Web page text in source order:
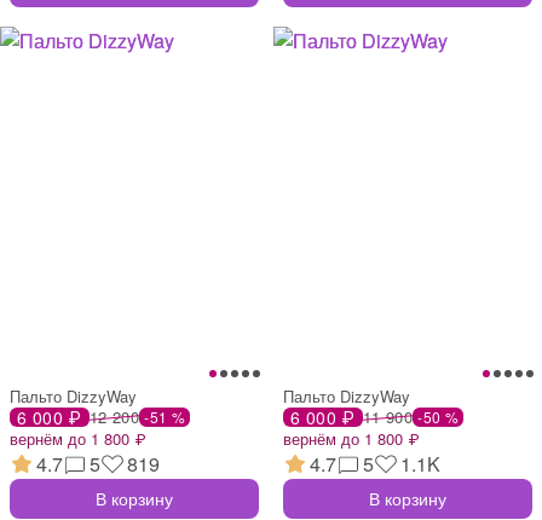
Пальто DizzyWay
6 000 ₽ 12 200 -51 %
вернём до 1 800 ₽
4.7 5 819
В корзину
Пальто DizzyWay
6 000 ₽ 11 900 -50 %
вернём до 1 800 ₽
4.7 5 1.1K
В корзину